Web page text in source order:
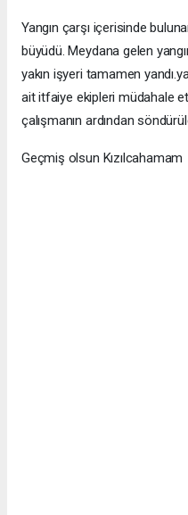
Yangın çarşı içerisinde
büyüdü. Meydana gelen
yakın işyeri tamamen
ait itfaiye ekipleri müdahale
çalışmanın ardından
Geçmiş olsun Kızılcahamam